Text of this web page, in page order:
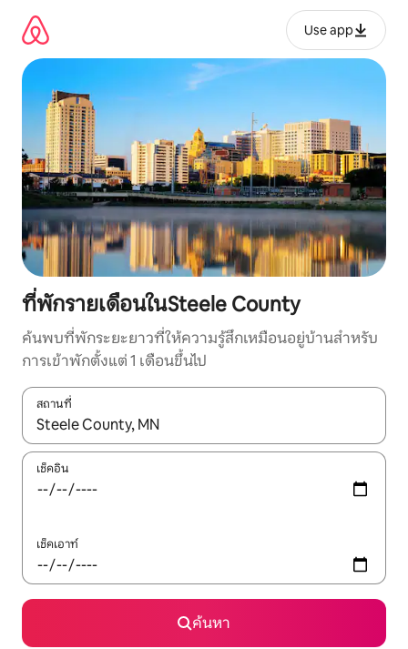
เนื้อหา
Use app
ที่พักรายเดือนในSteele County
ค้นพบที่พักระยะยาวที่ให้ความรู้สึกเหมือนอยู่บ้านสำหรับ
การเข้าพักตั้งแต่ 1 เดือนขึ้นไป
สถานที่
ใช้ลูกศรขึ้นลง หรือใช้การสัมผัสหรือปัด เพื่อสำรวจผลการค้นหา
เช็คอิน
เช็คเอาท์
ค้นหา